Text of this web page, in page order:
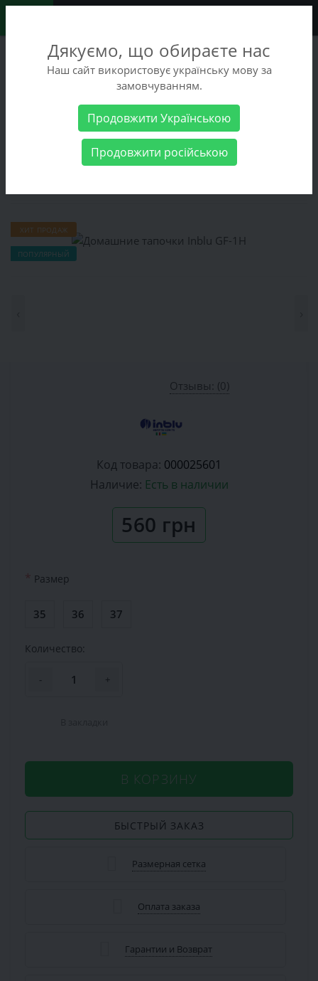
+38 (068) 486-90-09
+38 (093) 486-90-09
Женские товары Женская обувь
Домашняя
Домашние тапочки Inblu GF-1H
ХИТ ПРОДАЖ
ПОПУЛЯРНЫЙ
Отзывы: (0)
Код товара: 000025601
Наличие: Есть в наличии
560 грн
* Размер
35 36 37
Количество:
- +
В КОРЗИНУ
БЫСТРЫЙ ЗАКАЗ
Размерная сетка
Оплата заказа
Гарантии и Возврат
Дякуємо, що обираєте нас
Наш сайт використовує українську мову за
замовчуванням.
Продовжити Українською
Продовжити російською